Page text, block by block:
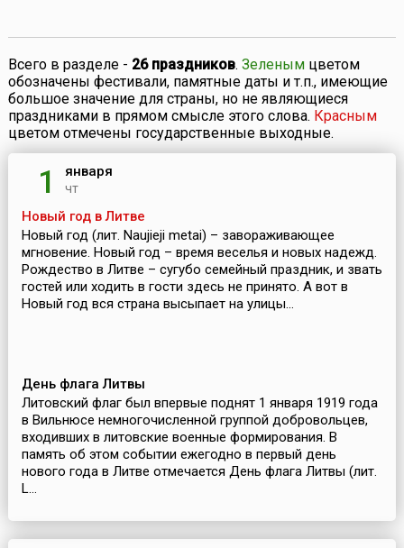
Всего в разделе - 26 праздников. Зеленымцветом
обозначены фестивали, памятные даты и т.п., имеющие
большое значение для страны, но не являющиеся
праздниками в прямом смысле этого слова. Красным
цветом отмечены государственные выходные.
1 января
чт
Новый год в Литве
Новый год (лит. Naujieji metai) – завораживающее
мгновение. Новый год – время веселья и новых надежд.
Рождество в Литве – сугубо семейный праздник, и звать
гостей или ходить в гости здесь не принято. А вот в
Новый год вся страна высыпает на улицы...
День флага Литвы
Литовский флаг был впервые поднят 1 января 1919 года
в Вильнюсе немногочисленной группой добровольцев,
входивших в литовские военные формирования. В
память об этом событии ежегодно в первый день
нового года в Литве отмечается День флага Литвы (лит.
L...